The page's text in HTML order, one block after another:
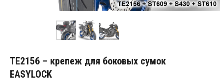
TE2156 – крепеж для боковых сумок
EASYLOCK